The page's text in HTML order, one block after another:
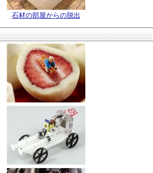
石材の部屋からの脱出